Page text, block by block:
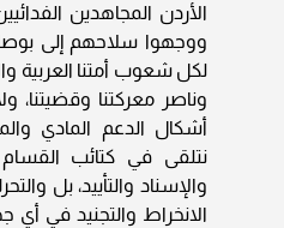
الأردن المجاهدين
ووجهوا سلاحهم إلى
لكل شعوب أمتنا العربية
وناصر معركتنا وقضيتنا،
أشكال الدعم المادي
نتلقى في كتائب
والإسناد والتأييد، بل
الانخراط والتجنيد في